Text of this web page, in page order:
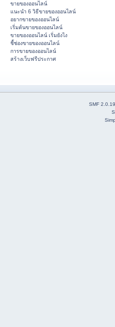
ขายของออนไลน์
แนะนำ 6 วิธีขายของออนไลน์
อยากขายของออนไลน์
เริ่มต้นขายของออนไลน์
ขายของออนไลน์ เริ่มยังไง
ชี้ช่องขายของออนไลน์
การขายของออนไลน์
สร้างเว็บฟรีประกาศ
SMF 2.0.19